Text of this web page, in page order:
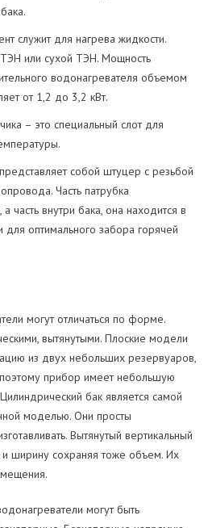
служит для нагрева жидкости.
или сухой ТЭН. Мощность
водонагревателя объемом
от 1,2 до 3,2 кВт.
– это специальный слот для
собой штуцер с резьбой
Часть патрубка
часть внутри бака, она находится в
для оптимального забора горячей
могут отличаться по форме.
вытянутыми. Плоские модели
из двух небольших резервуаров,
прибор имеет небольшую
бак является самой
моделью. Они просты
Вытянутый вертикальный
ширину сохраняя тоже объем. Их
могут быть